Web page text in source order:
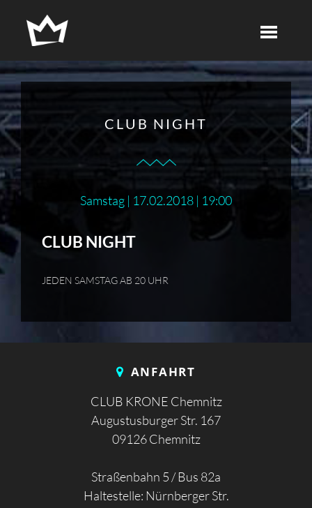
CLUB NIGHT
Samstag | 17.02.2018 | 19:00
CLUB NIGHT
JEDEN SAMSTAG AB 20 UHR
ANFAHRT
CLUB KRONE Chemnitz
Augustusburger Str. 167
09126 Chemnitz
Straßenbahn 5 / Bus 82a
Haltestelle: Nürnberger Str.